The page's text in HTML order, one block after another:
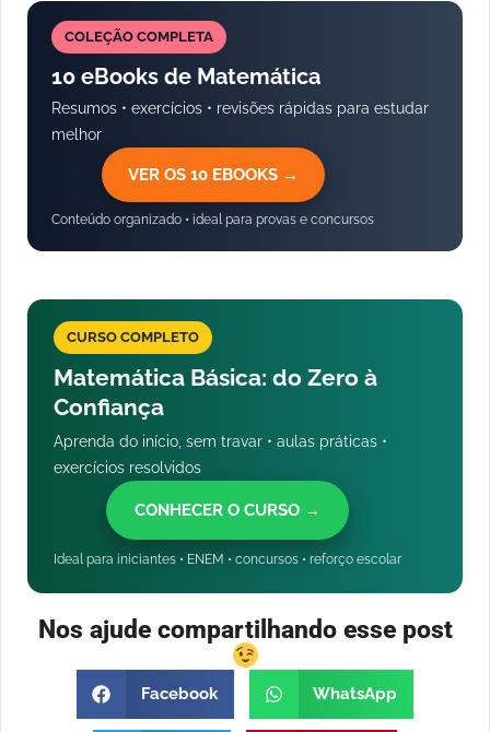
COLEÇÃO COMPLETA
10 eBooks de Matemática
Resumos • exercícios • revisões rápidas para estudar
melhor
VER OS 10 EBOOKS →
Conteúdo organizado • ideal para provas e concursos
CURSO COMPLETO
Matemática Básica: do Zero à
Confiança
Aprenda do início, sem travar • aulas práticas •
exercícios resolvidos
CONHECER O CURSO →
Ideal para iniciantes • ENEM • concursos • reforço escolar
Nos ajude compartilhando esse post
Facebook WhatsApp